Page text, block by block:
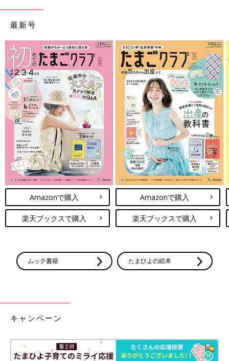
最新号
Amazonで購入
楽天ブックスで購入
Amazonで購入
楽天ブックスで購入
ムック書籍 たまひよの絵本
キャンペーン